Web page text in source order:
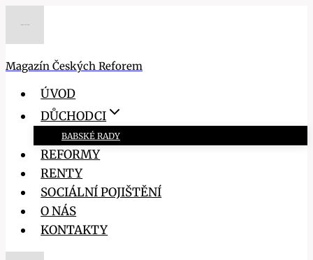
Magazín Českých Reforem
ÚVOD
DŮCHODCI
BABSKÉ RADY
REFORMY
RENTY
SOCIÁLNÍ POJIŠTĚNÍ
O NÁS
KONTAKTY